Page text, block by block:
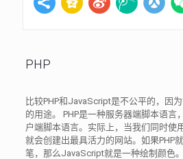
PHP
比较PHP和JavaScript是不公平的，因
的用途。 PHP是一种服务器端脚本语言
户端脚本语言。实际上，当我们同时使
就会创建出最具活力的网站。如果PHP
笔，那么JavaScript就是一种绘制颜色。